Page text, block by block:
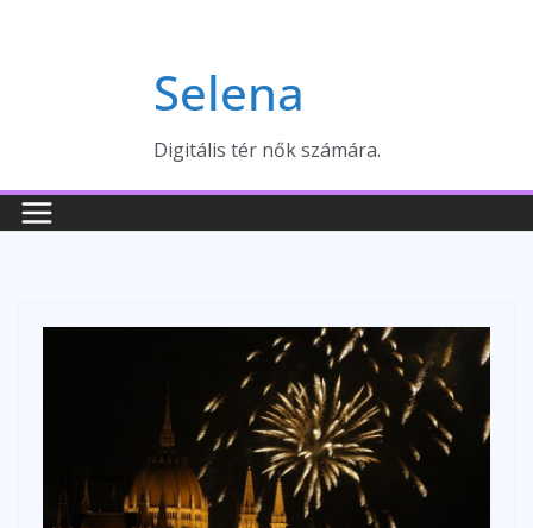
Selena
Digitális tér nők számára.